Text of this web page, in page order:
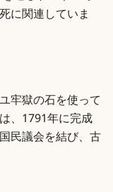
に関連していま
牢獄の石を使って
、1791年に完成
民議会を結び、古